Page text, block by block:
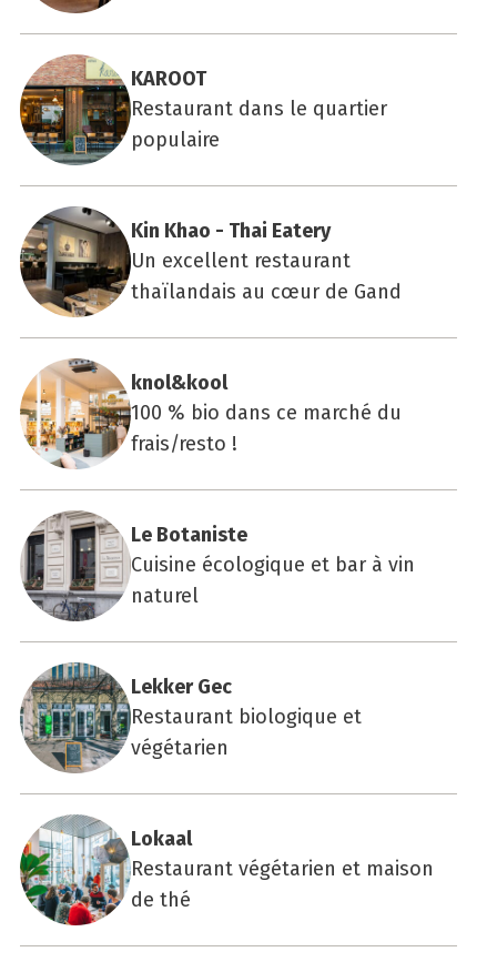
KAROOT
Restaurant dans le quartier
populaire
Kin Khao - Thai Eate­ry
Un excellent restaurant
thaïlandais au cœur de Gand
knol&kool
100 % bio dans ce marché du
frais/resto !
Le Bota­niste
Cuisine écologique et bar à vin
naturel
Lek­ker Gec
Restaurant biologique et
végétarien
Lokaal
Restaurant végétarien et maison
de thé